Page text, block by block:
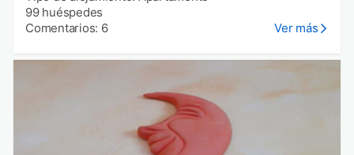
99 huéspedes
Comentarios: 6
Ver más